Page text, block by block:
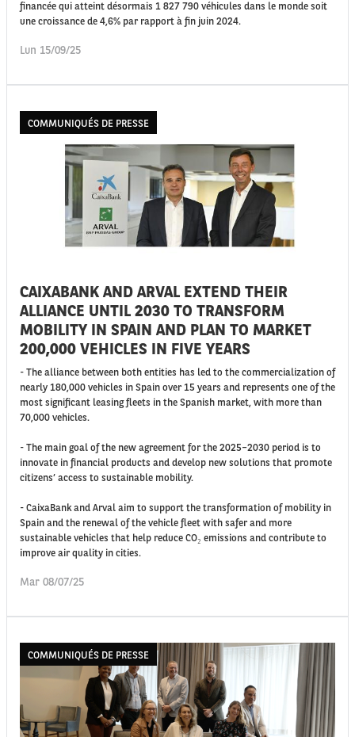
financée qui atteint désormais 1 827 790 véhicules dans le monde soit
une croissance de 4,6% par rapport à fin juin 2024.
Lun 15/09/25
COMMUNIQUÉS DE PRESSE
CAIXABANK AND ARVAL EXTEND THEIR
ALLIANCE UNTIL 2030 TO TRANSFORM
MOBILITY IN SPAIN AND PLAN TO MARKET
200,000 VEHICLES IN FIVE YEARS
- The alliance between both entities has led to the commercialization of
nearly 180,000 vehicles in Spain over 15 years and represents one of the
most significant leasing fleets in the Spanish market, with more than
70,000 vehicles.
- The main goal of the new agreement for the 2025–2030 period is to
innovate in financial products and develop new solutions that promote
citizens’ access to sustainable mobility.
- CaixaBank and Arval aim to support the transformation of mobility in
Spain and the renewal of the vehicle fleet with safer and more
sustainable vehicles that help reduce CO₂ emissions and contribute to
improve air quality in cities.
Mar 08/07/25
COMMUNIQUÉS DE PRESSE